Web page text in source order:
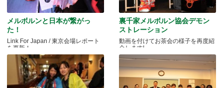
メルボルンと日本が繋がっ
た！
Link For Japan / 東京会場レポート
を更新！
裏千家メルボルン協会デモン
ストレーション
動画を付けてお茶会の様子を再度紹
介します!